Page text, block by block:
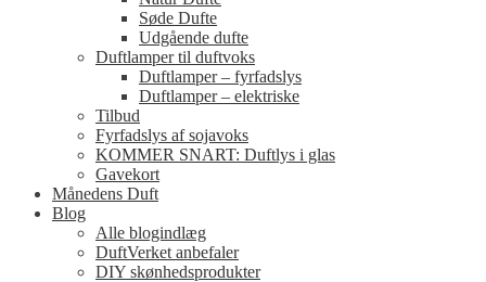
Søde Dufte
Udgående dufte
Duftlamper til duftvoks
Duftlamper – fyrfadslys
Duftlamper – elektriske
Tilbud
Fyrfadslys af sojavoks
KOMMER SNART: Duftlys i glas
Gavekort
Månedens Duft
Blog
Alle blogindlæg
DuftVerket anbefaler
DIY skønhedsprodukter